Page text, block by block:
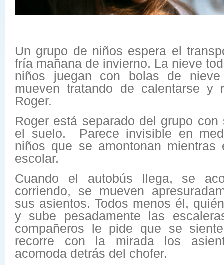
Un grupo de niños espera el
fría mañana de invierno. La nieve
niños juegan con bolas de
mueven tratando de calentarse y
Roger.
Roger está separado del grupo
el suelo. Parece invisible en
niños que se amontonan mientras
escolar.
Cuando el autobús llega, se
corriendo, se mueven
sus asientos. Todos menos él,
y sube pesadamente las
compañeros le pide que se
recorre con la mirada los
acomoda detrás del chofer.